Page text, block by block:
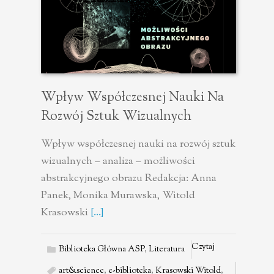
Wpływ Współczesnej Nauki Na
Rozwój Sztuk Wizualnych
Wpływ współczesnej nauki na rozwój sztuk
wizualnych – analiza – możliwości
abstrakcyjnego obrazu Redakcja: Anna
Panek, Monika Murawska, Witold
Krasowski [...]
Biblioteka Główna ASP, Literatura
art&science, e-biblioteka, Krasowski Witold,
Czytaj